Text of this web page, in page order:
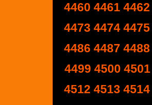
4460 4461 4462
4473 4474 4475
4486 4487 4488
4499 4500 4501
4512 4513 4514